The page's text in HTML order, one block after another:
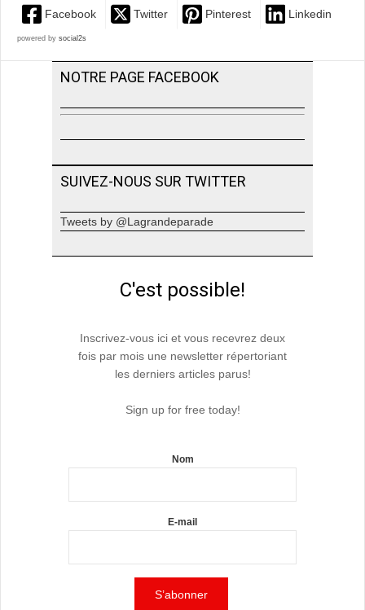
Facebook Twitter Pinterest Linkedin
powered by social2s
NOTRE PAGE FACEBOOK
SUIVEZ-NOUS SUR TWITTER
Tweets by @Lagrandeparade
C'est possible!
Inscrivez-vous ici et vous recevrez deux
fois par mois une newsletter répertoriant
les derniers articles parus!
Sign up for free today!
Nom
E-mail